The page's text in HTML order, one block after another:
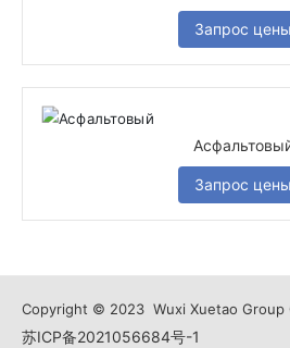
Запрос цены
Запрос цены
Copyright © 2023 Wuxi Xuetao Group
苏ICP备2021056684号-1